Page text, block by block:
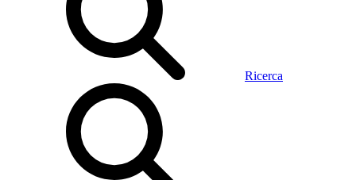
Ricerca